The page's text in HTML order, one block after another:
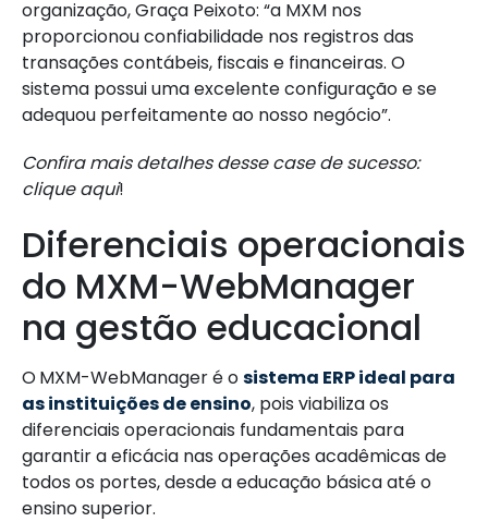
organização, Graça Peixoto: “a MXM nos
proporcionou confiabilidade nos registros das
transações contábeis, fiscais e financeiras. O
sistema possui uma excelente configuração e se
adequou perfeitamente ao nosso negócio”.
Confira mais detalhes desse case de sucesso:
clique aqui!
Diferenciais operacionais
do MXM-WebManager
na gestão educacional
OMXM-WebManager é osistema ERP ideal para
as instituições de ensino, pois viabiliza os
diferenciais operacionais fundamentais para
garantir a eficácia nas operações acadêmicas de
todos os portes, desde a educação básica até o
ensino superior.